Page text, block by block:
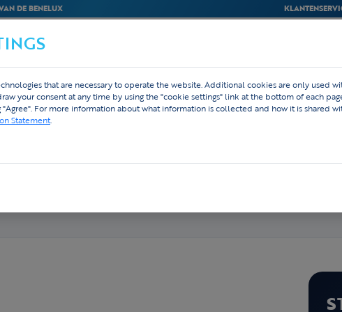
DE BENELUX
BEDRIJVEN
als onderdeel van de Picanol Group binnen
that are necessary to operate the website. Additional cookies are only used
your consent at any time by using the "cookie settings" link at the bottom of each
For more information about what information is collected and how it is shared
Statement.